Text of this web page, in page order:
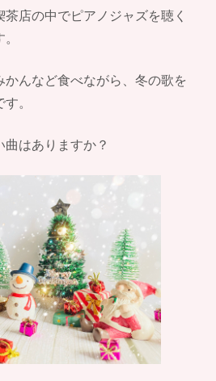
店の中でピアノジャズを聴く
んなど食べながら、冬の歌を
。
はありますか？